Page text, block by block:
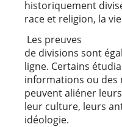
historiquement
race et religion, la
Les preuves
de divisions sont
ligne. Certains
informations ou des
peuvent aliéner
leur culture, leurs
idéologie.